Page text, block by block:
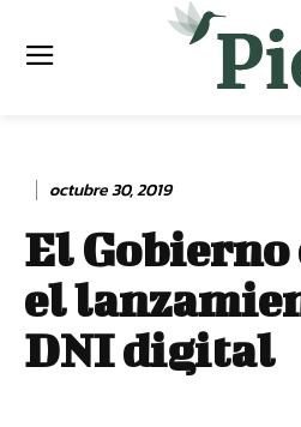
octubre 30, 2019
El
el
DNI digital